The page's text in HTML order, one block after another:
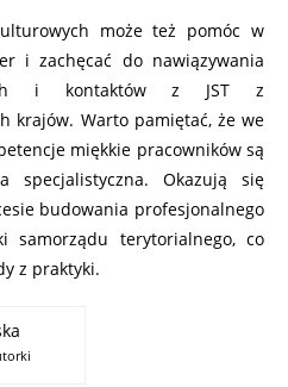
może też pomóc w
i zachęcać do nawiązywania
i kontaktów z JST z
krajów. Warto pamiętać, że we
miękkie pracowników są
specjalistyczna. Okazują się
budowania profesjonalnego
samorządu terytorialnego, co
z praktyki.